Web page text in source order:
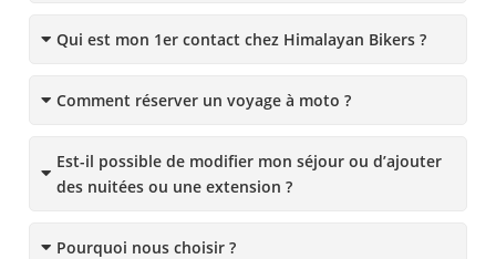
Qui est mon 1er contact chez Himalayan Bikers ?
Comment réserver un voyage à moto ?
Est-il possible de modifier mon séjour ou d’ajouter
des nuitées ou une extension ?
Pourquoi nous choisir ?